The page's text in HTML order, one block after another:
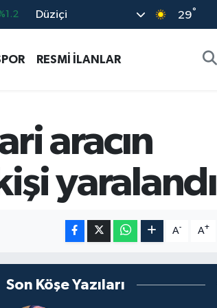
Düziçi 29°
RESMİ İLANLAR
aracın
yaralandı
A- A+
Son Köşe Yazıları